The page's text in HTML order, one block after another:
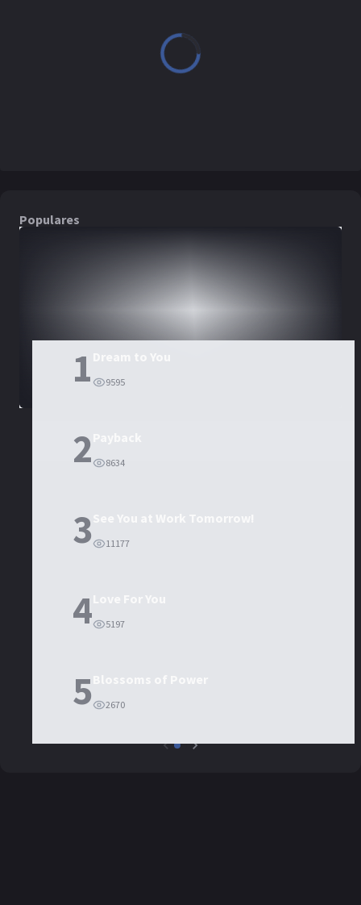
Populares
1 9595
2 8634
3 11177
4 5197
5 2670